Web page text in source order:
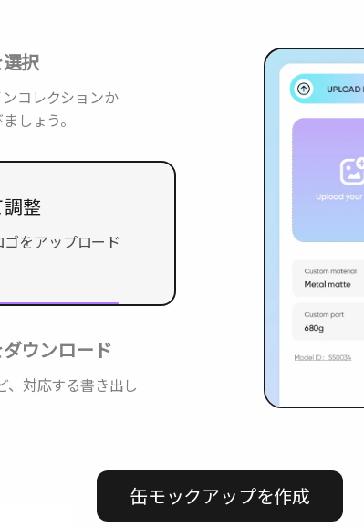
択
コレクションか
しょう。
をアップロード
対応する書き出し
缶モックアップを作成